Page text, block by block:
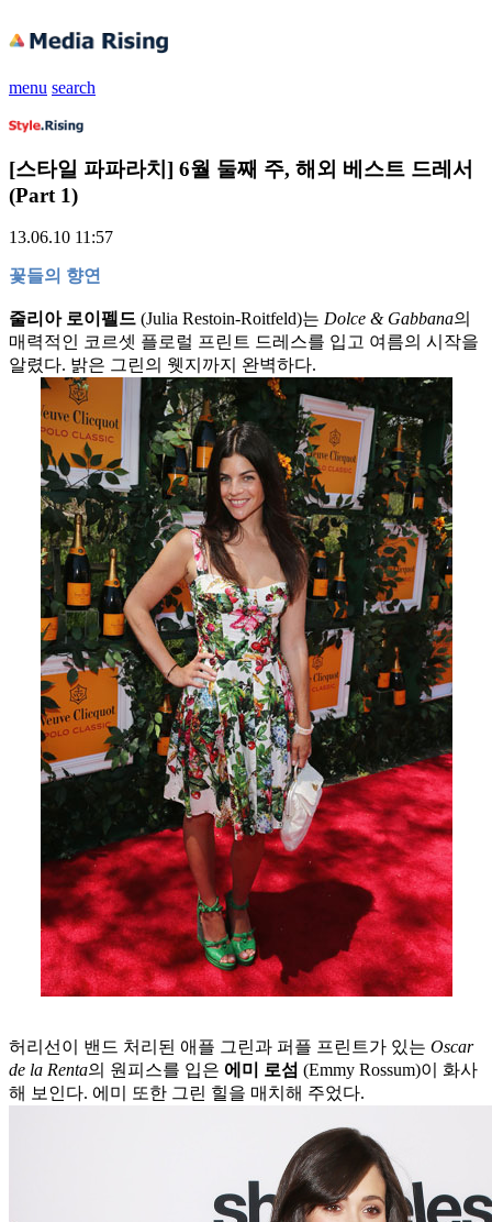
menu search
[스타일 파파라치] 6월 둘째 주, 해외 베스트 드레서
(Part 1)
13.06.10 11:57
꽃들의 향연
줄리아 로이펠드 (Julia Restoin-Roitfeld)는 Dolce & Gabbana의
매력적인 코르셋 플로럴 프린트 드레스를 입고 여름의 시작을
알렸다. 밝은 그린의 웻지까지 완벽하다.
허리선이 밴드 처리된 애플 그린과 퍼플 프린트가 있는 Oscar
de la Renta의 원피스를 입은 에미 로섬 (Emmy Rossum)이 화사
해 보인다. 에미 또한 그린 힐을 매치해 주었다.